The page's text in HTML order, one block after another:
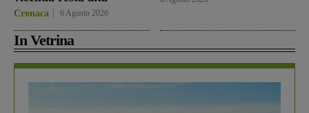
Cronaca 6 Agosto 2026
In Vetrina